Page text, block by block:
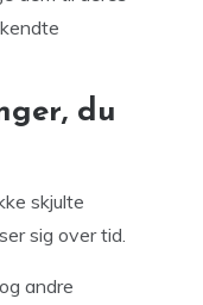
du
skjulte
sig over tid.
andre